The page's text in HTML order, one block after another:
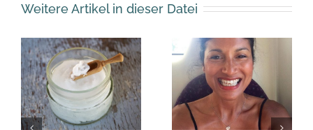
Weitere Artikel in dieser Datei